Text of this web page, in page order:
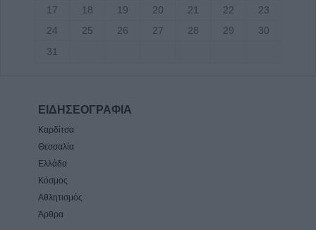
17
18 19 20 21 22
23
24
25 26 27 28 29
30
31
ΕΙΔΗΣΕΟΓΡΑΦΙΑ
Καρδίτσα
Θεσσαλία
Ελλάδα
Κόσμος
Αθλητισμός
Άρθρα